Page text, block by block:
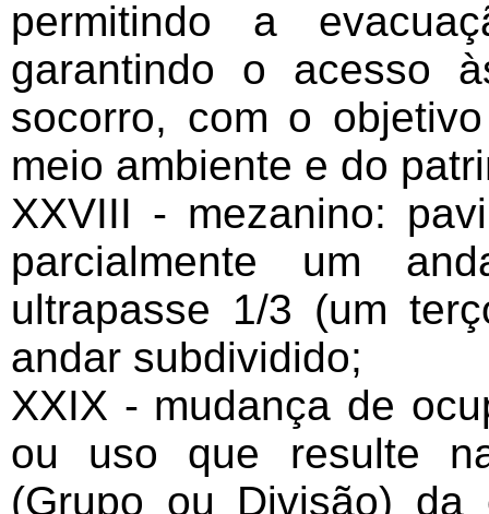
permitindo a
garantindo o acesso
socorro, com o
meio ambiente e do
XXVIII - mezanino:
parcialmente um
ultrapasse 1/3 (um
andar subdividido;
XXIX - mudança de
ou uso que resulte
(Grupo ou Divisão)